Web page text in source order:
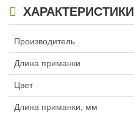
ХАРАКТЕРИСТИКИ
Производитель
Длина приманки
Цвет
Длина приманки, мм